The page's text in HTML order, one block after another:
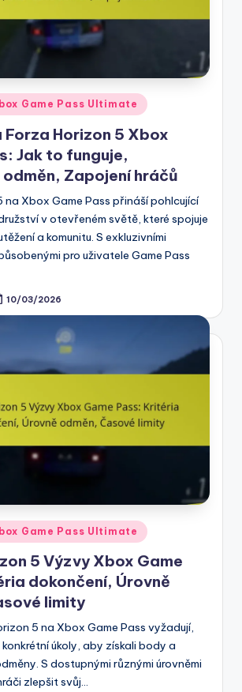
Game Pass Ultimate
Forza Horizon 5 Xbox
Jak to funguje,
Zapojení hráčů
na Xbox Game Pass přináší pohlcující
v otevřeném světě, které spojuje
a komunitu. S exkluzivními
pro uživatele Game Pass
10/03/2026
Game Pass Ultimate
5 Výzvy Xbox Game
dokončení, Úrovně
limity
5 na Xbox Game Pass vyžadují,
úkoly, aby získali body a
S dostupnými různými úrovněmi
zlepšit svůj…